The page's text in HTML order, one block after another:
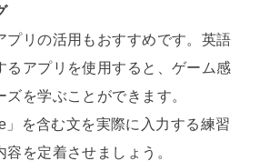
プリの活用もおすすめです。英語
るアプリを使用すると、ゲーム感
を学ぶことができます。
」を含む文を実際に入力する練習
を定着させましょう。